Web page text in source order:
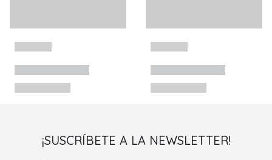
¡SUSCRÍBETE A LA NEWSLETTER!